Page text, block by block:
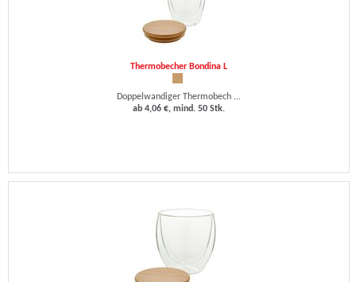
Thermobecher Bondina L
Doppelwandiger Thermobech ...
ab 4,06 €, mind. 50 Stk.